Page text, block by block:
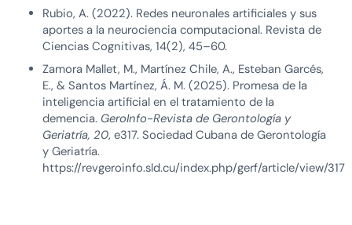
Rubio, A. (2022). Redes neuronales artificiales y sus
aportes a la neurociencia computacional. Revista de
Ciencias Cognitivas, 14(2), 45–60.
Zamora Mallet, M., Martínez Chile, A., Esteban Garcés,
E., & Santos Martínez, Á. M. (2025). Promesa de la
inteligencia artificial en el tratamiento de la
demencia. GeroInfo-Revista de Gerontología y
Geriatría, 20, e317. Sociedad Cubana de Gerontología
y Geriatría.
https://revgeroinfo.sld.cu/index.php/gerf/article/view/317